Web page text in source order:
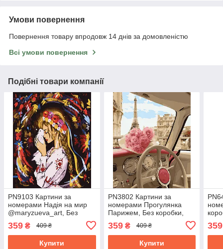
Умови повернення
Повернення товару впродовж 14 днів за домовленістю
Всі умови повернення
Подібні товари компанії
PN9103 Картини за
номерами Надія на мир
@maryzueva_art, Без
359 ₴ 409 ₴
Купити
PN3802 Картини за
номерами Прогулянка
Парижем, Без коробки,
359₴ 409 ₴
Купити
359